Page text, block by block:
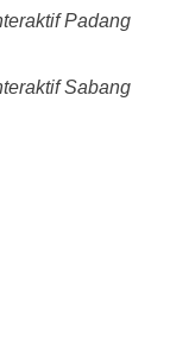
Padang
Sabang